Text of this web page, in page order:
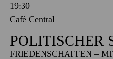
19:30
Café Central
POLITISCHER
FRIEDENSCHAFFEN –